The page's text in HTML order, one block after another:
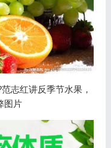
志红讲反季节水果，
图片